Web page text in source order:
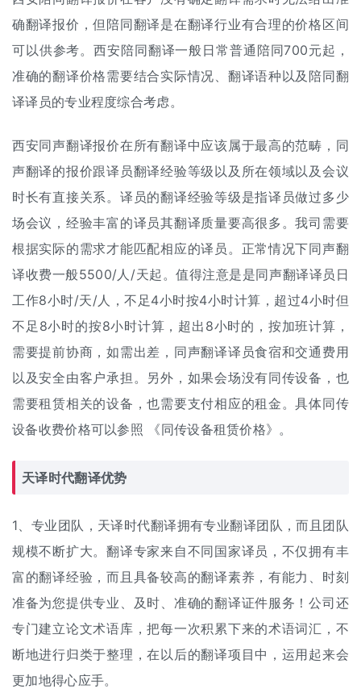
确翻译报价，但陪同翻译是在翻译行业有合理的价格区间
可以供参考。西安陪同翻译一般日常普通陪同700元起，
准确的翻译价格需要结合实际情况、翻译语种以及陪同翻
译译员的专业程度综合考虑。
西安同声翻译报价在所有翻译中应该属于最高的范畴，同
声翻译的报价跟译员翻译经验等级以及所在领域以及会议
时长有直接关系。译员的翻译经验等级是指译员做过多少
场会议，经验丰富的译员其翻译质量要高很多。我司需要
根据实际的需求才能匹配相应的译员。正常情况下同声翻
译收费一般5500/人/天起。值得注意是是同声翻译译员日
工作8小时/天/人，不足4小时按4小时计算，超过4小时但
不足8小时的按8小时计算，超出8小时的，按加班计算，
需要提前协商，如需出差，同声翻译译员食宿和交通费用
以及安全由客户承担。另外，如果会场没有同传设备，也
需要租赁相关的设备，也需要支付相应的租金。具体同传
设备收费价格可以参照 《同传设备租赁价格》。
天译时代翻译优势
1、专业团队，天译时代翻译拥有专业翻译团队，而且团队
规模不断扩大。翻译专家来自不同国家译员，不仅拥有丰
富的翻译经验，而且具备较高的翻译素养，有能力、时刻
准备为您提供专业、及时、准确的翻译证件服务！公司还
专门建立论文术语库，把每一次积累下来的术语词汇，不
断地进行归类于整理，在以后的翻译项目中，运用起来会
更加地得心应手。